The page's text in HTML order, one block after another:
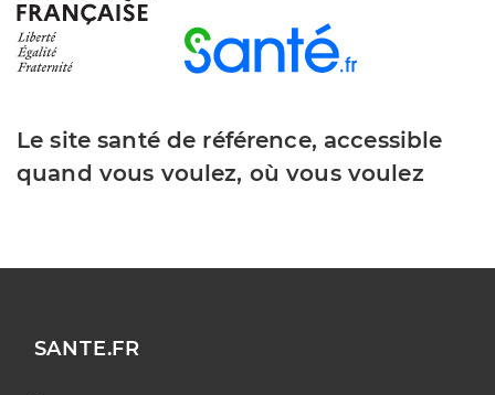
Le site santé de référence, accessible
quand vous voulez, où vous voulez
SANTE.FR